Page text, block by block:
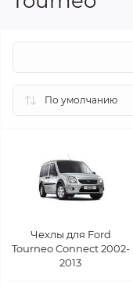
Чехлы для Ford
Tourneo Connect 2002-
2013